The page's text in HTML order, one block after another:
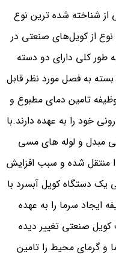
از شناخته شده ترین نوع
نوع از کویل‌های صنعتی در
طور کلی دارای دو دسته
به فصل مورد نظر قابل
تامین دمای مطبوع و
خود را به عهده دارند.با
مبدل و لوله های مسی
منتقل شده و سبب افزایش
یک دستگاه کویل آبسرد با
6 الی 10 ردیف وظیفه ایجاد سرما را به عهده
صنعتی تغییر دیده
و گرمای محیط را تامین